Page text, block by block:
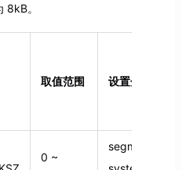
8kB。
取值范围 设置分类
0 ~
segments；